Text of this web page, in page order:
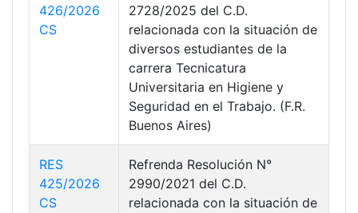
426/2026
CS
2728/2025 del C.D.
relacionada con la situación de
diversos estudiantes de la
carrera Tecnicatura
Universitaria en Higiene y
Seguridad en el Trabajo. (F.R.
Buenos Aires)
RES
425/2026
CS
Refrenda Resolución N°
2990/2021 del C.D.
relacionada con la situación de